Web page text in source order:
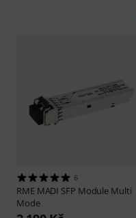
6
RME MADI SFP Module Multi
Mode